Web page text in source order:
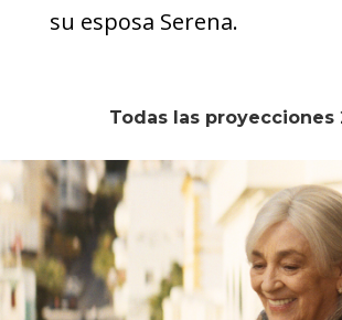
su esposa Serena.
Todas las proyecciones